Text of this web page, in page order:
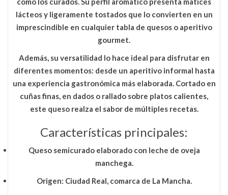
lácteos y ligeramente tostados que lo convierten en un
imprescindible en cualquier tabla de quesos o aperitivo
gourmet.
Además, su versatilidad lo hace ideal para disfrutar en
diferentes momentos: desde un aperitivo informal hasta
una experiencia gastronómica más elaborada. Cortado en
cuñas finas, en dados o rallado sobre platos calientes,
este queso realza el sabor de múltiples recetas.
Características principales:
Queso semicurado elaborado con leche de oveja
manchega.
Origen: Ciudad Real, comarca de La Mancha.